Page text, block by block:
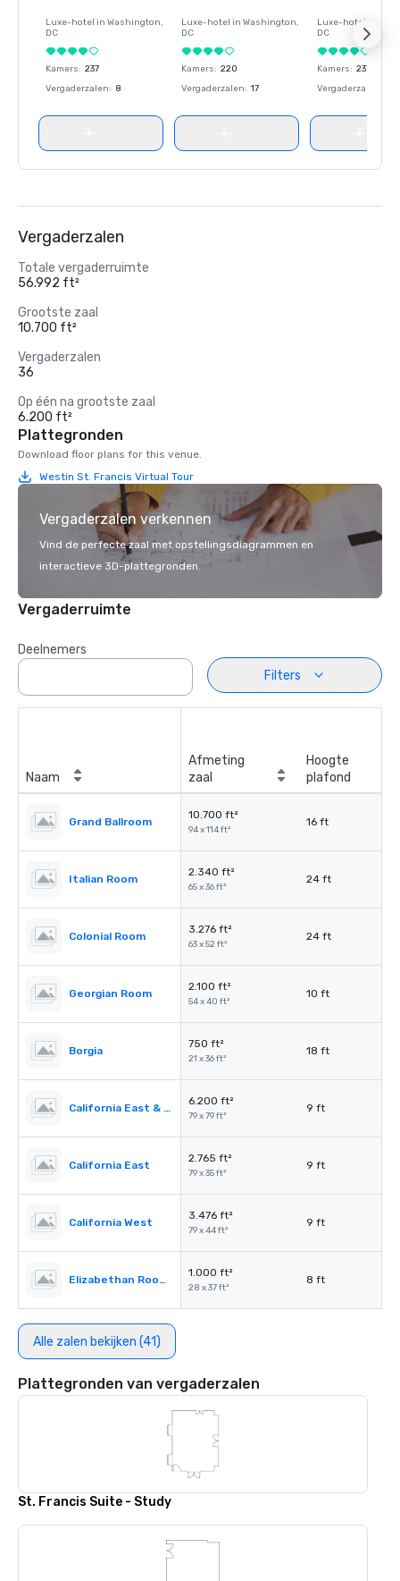
Luxe-hotel in Washington,
DC
Kamers: 237
Vergaderzalen: 8
Luxe-hotel in Washington,
DC
Kamers: 220
Vergaderzalen: 17
Luxe-hotel in
DC
Kamers: 237
Vergaderzalen
Vergaderzalen
Totale vergaderruimte
56.992 ft²
Grootste zaal
10.700 ft²
Vergaderzalen
36
Op één na grootste zaal
6.200 ft²
Plattegronden
Download floor plans for this venue.
Westin St. Francis Virtual Tour
Vergaderzalen verkennen
Vind de perfecte zaal met opstellingsdiagrammen en
interactieve 3D-plattegronden.
Vergaderruimte
Deelnemers
Filters
Naam
Afmeting
zaal
Hoogte
plafond
Grand Ballroom
10.700 ft²
94 x 114 ft²
16 ft
Italian Room
2.340 ft²
65 x 36 ft²
24 ft
Colonial Room
3.276 ft²
63 x 52 ft²
24 ft
Georgian Room
2.100 ft²
54 x 40 ft²
10 ft
Borgia
750 ft²
21 x 36 ft²
18 ft
California East & West
6.200 ft²
79 x 79 ft²
9 ft
California East
2.765 ft²
79 x 35 ft²
9 ft
California West
3.476 ft²
79 x 44 ft²
9 ft
Elizabethan Room A
1.000 ft²
28 x 37 ft²
8 ft
Alle zalen bekijken (41)
Plattegronden van vergaderzalen
St. Francis Suite - Study